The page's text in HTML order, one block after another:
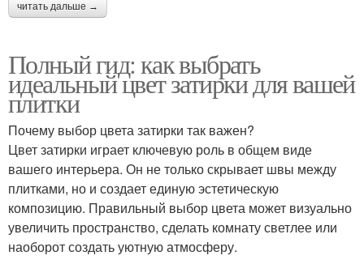
читать дальше →
Полный гид: как выбрать
идеальный цвет затирки для вашей
плитки
Почему выбор цвета затирки так важен?
Цвет затирки играет ключевую роль в общем виде
вашего интерьера. Он не только скрывает швы между
плитками, но и создает единую эстетическую
композицию. Правильный выбор цвета может визуально
увеличить пространство, сделать комнату светлее или
наоборот создать уютную атмосферу.